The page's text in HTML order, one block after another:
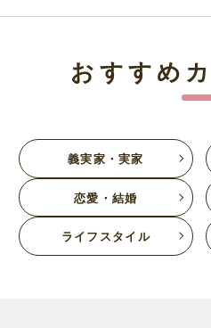
おすすめ
義実家・実家
恋愛・結婚
ライフスタイル